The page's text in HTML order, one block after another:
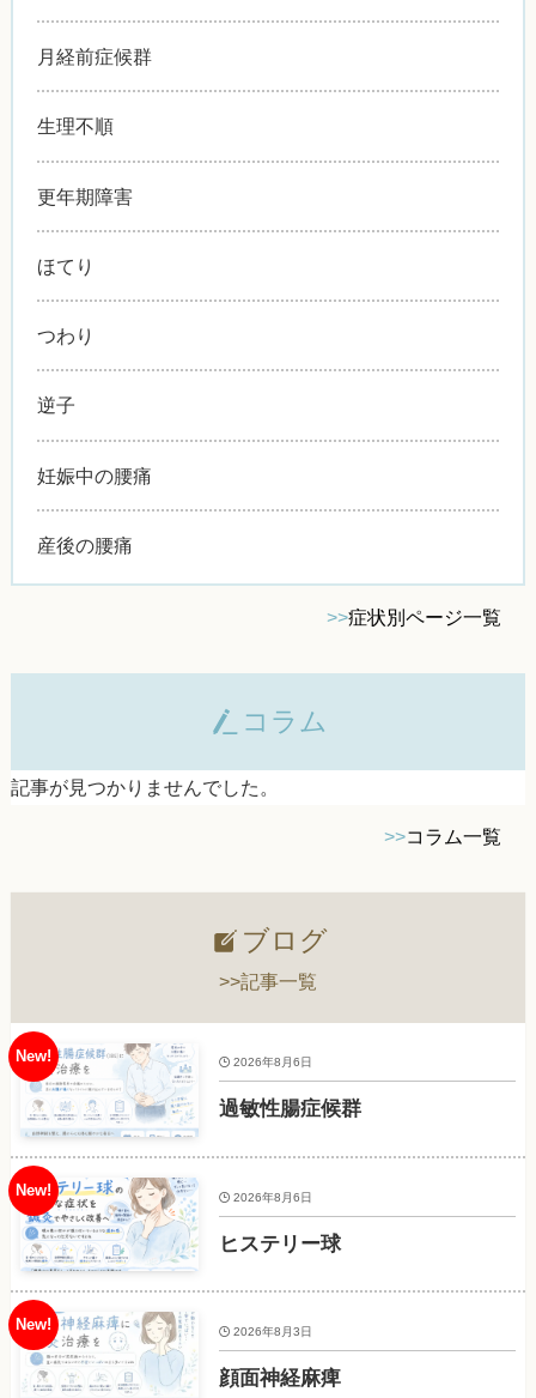
月経前症候群
生理不順
更年期障害
ほてり
つわり
逆子
妊娠中の腰痛
産後の腰痛
>>症状別ページ一覧
コラム
記事が見つかりませんでした。
>>コラム一覧
ブログ
>>記事一覧
過敏性腸症候群
2026年8月6日
ヒステリー球
2026年8月6日
顔面神経麻痺
2026年8月3日